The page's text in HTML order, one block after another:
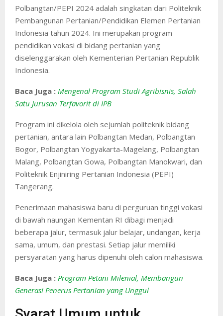
Polbangtan/PEPI 2024 adalah singkatan dari Politeknik
Pembangunan Pertanian/Pendidikan Elemen Pertanian
Indonesia tahun 2024. Ini merupakan program
pendidikan vokasi di bidang pertanian yang
diselenggarakan oleh Kementerian Pertanian Republik
Indonesia.
Baca Juga : Mengenal Program Studi Agribisnis, Salah
Satu Jurusan Terfavorit di IPB
Program ini dikelola oleh sejumlah politeknik bidang
pertanian, antara lain Polbangtan Medan, Polbangtan
Bogor, Polbangtan Yogyakarta-Magelang, Polbangtan
Malang, Polbangtan Gowa, Polbangtan Manokwari, dan
Politeknik Enjiniring Pertanian Indonesia (PEPI)
Tangerang.
Penerimaan mahasiswa baru di perguruan tinggi vokasi
di bawah naungan Kementan RI dibagi menjadi
beberapa jalur, termasuk jalur belajar, undangan, kerja
sama, umum, dan prestasi. Setiap jalur memiliki
persyaratan yang harus dipenuhi oleh calon mahasiswa.
Baca Juga : Program Petani Milenial, Membangun
Generasi Penerus Pertanian yang Unggul